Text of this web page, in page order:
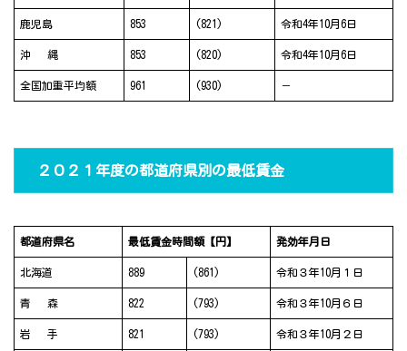
鹿児島 853 (821) 令和4年10月6日
沖 縄 853 (820) 令和4年10月6日
全国加重平均額 961 (930) －
２０２１年度の都道府県別の最低賃金
都道府県名 最低賃金時間額【円】 発効年月日
北海道 889 (861) 令和３年10月１日
青 森 822 (793) 令和３年10月６日
岩 手 821 (793) 令和３年10月２日